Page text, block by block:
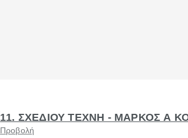
11. ΣΧΕΔΙΟΥ ΤΕΧΝΗ - ΜΑΡΚΟΣ Α
Προβολή